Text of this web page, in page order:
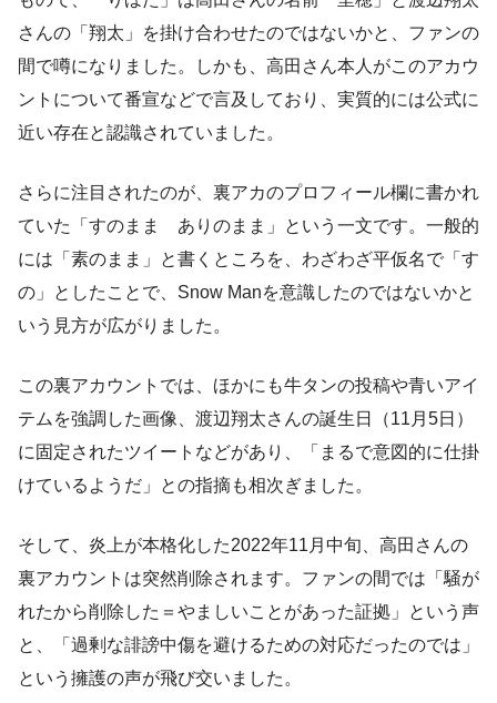
さんの「翔太」を掛け合わせたのではないかと、ファンの
間で噂になりました。しかも、高田さん本人がこのアカウ
ントについて番宣などで言及しており、実質的には公式に
近い存在と認識されていました。
さらに注目されたのが、裏アカのプロフィール欄に書かれ
ていた「すのまま ありのまま」という一文です。一般的
には「素のまま」と書くところを、わざわざ平仮名で「す
の」としたことで、Snow Manを意識したのではないかと
いう見方が広がりました。
この裏アカウントでは、ほかにも牛タンの投稿や青いアイ
テムを強調した画像、渡辺翔太さんの誕生日（11月5日）
に固定されたツイートなどがあり、「まるで意図的に仕掛
けているようだ」との指摘も相次ぎました。
そして、炎上が本格化した2022年11月中旬、高田さんの
裏アカウントは突然削除されます。ファンの間では「騒が
れたから削除した＝やましいことがあった証拠」という声
と、「過剰な誹謗中傷を避けるための対応だったのでは」
という擁護の声が飛び交いました。